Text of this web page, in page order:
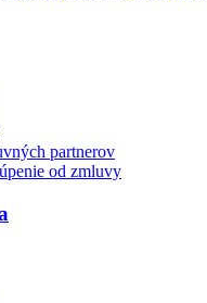
partnerov
od zmluvy